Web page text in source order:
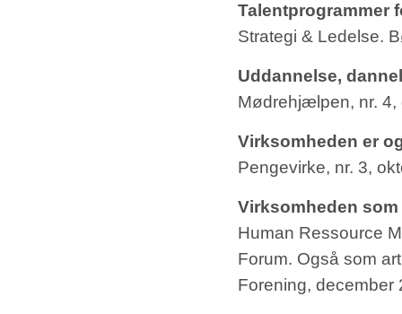
Talentprogrammer
Strategi & Ledelse.
Uddannelse,
Mødrehjælpen, nr. 4,
Virksomheden er
Pengevirke, nr. 3,
Virksomheden
Human Ressource
Forum. Også som
Forening, december